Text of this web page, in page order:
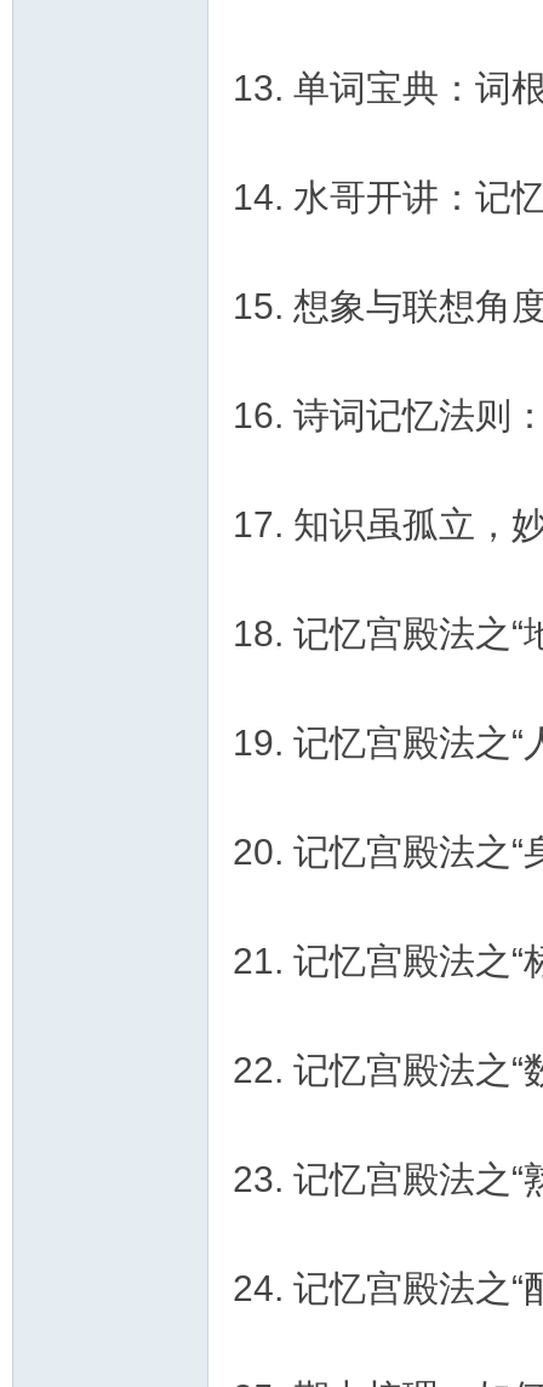
13. 单词宝典：词
14. 水哥开讲：记
15. 想象与联想角
16. 诗词记忆法则
17. 知识虽孤立，
18. 记忆宫殿法之“
19. 记忆宫殿法之“
20. 记忆宫殿法之“
21. 记忆宫殿法之“
22. 记忆宫殿法之“
23. 记忆宫殿法之“
24. 记忆宫殿法之“